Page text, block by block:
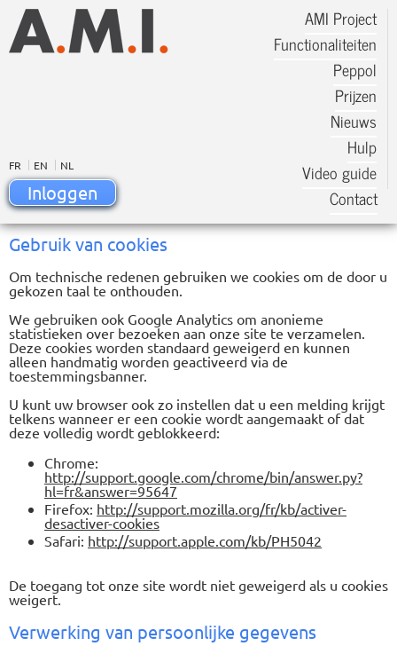
Inloggen
FR EN NL
AMI Project
Functionaliteiten
Peppol
Prijzen
Nieuws
Hulp
Video guide
Contact
Gebruik van cookies
Om technische redenen gebruiken we cookies om de door u
gekozen taal te onthouden.
We gebruiken ook Google Analytics om anonieme
statistieken over bezoeken aan onze site te verzamelen.
Deze cookies worden standaard geweigerd en kunnen
alleen handmatig worden geactiveerd via de
toestemmingsbanner.
U kunt uw browser ook zo instellen dat u een melding krijgt
telkens wanneer er een cookie wordt aangemaakt of dat
deze volledig wordt geblokkeerd:
Chrome:
http://support.google.com/chrome/bin/answer.py?
hl=fr&answer=95647
Firefox: http://support.mozilla.org/fr/kb/activer-
desactiver-cookies
Safari: http://support.apple.com/kb/PH5042
De toegang tot onze site wordt niet geweigerd als u cookies
weigert.
Verwerking van persoonlijke gegevens